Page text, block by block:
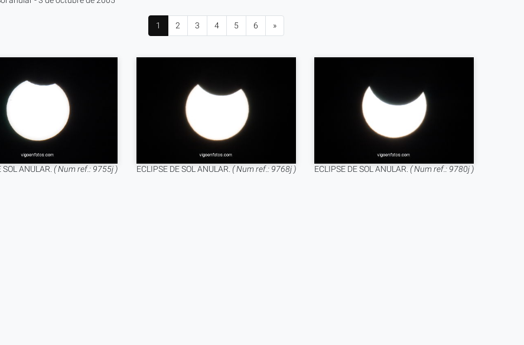
1 2 3 4 5 6 »
SOL ANULAR.( Num ref.: 9755j ) ECLIPSE DE SOL ANULAR. ( Num ref.: 9768j ) ECLIPSE DE SOL ANULAR. ( Num ref.: 9780j )